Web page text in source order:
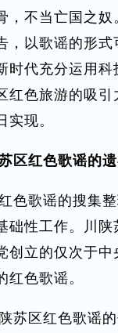
，不当亡国之
，以歌谣的形
时代充分运用
红色旅游的吸
实现。
区红色歌谣的
歌谣的搜集整
础性工作。川陕
创立的仅次于
红色歌谣。
区红色歌谣的